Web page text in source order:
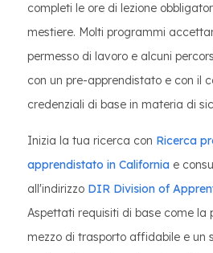
completi le ore di lezione
mestiere. Molti programmi
permesso di lavoro e alcuni
con un pre-apprendistato e con il
credenziali di base in materia di
Inizia la tua ricerca con Ricerca
apprendistato in California e
all'indirizzo DIR Division of
Aspettati requisiti di base come la
mezzo di trasporto affidabile e un